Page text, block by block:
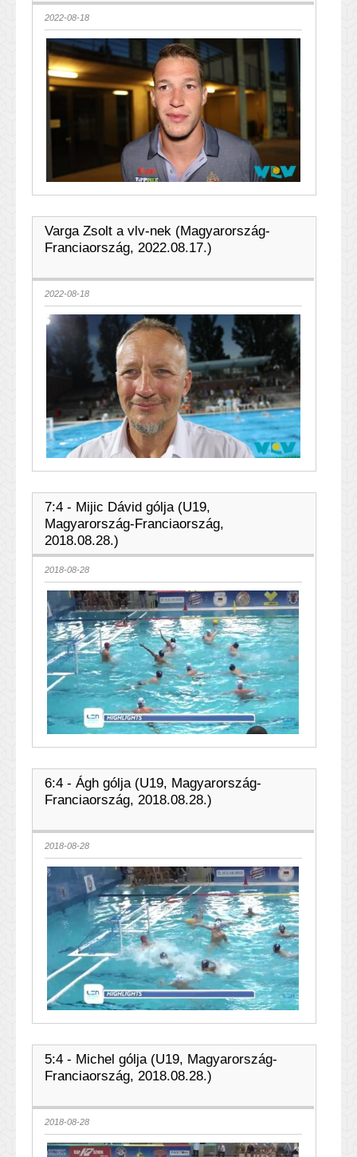
2022-08-18
Varga Zsolt a vlv-nek (Magyarország-
Franciaország, 2022.08.17.)
2022-08-18
7:4 - Mijic Dávid gólja (U19,
Magyarország-Franciaország,
2018.08.28.)
2018-08-28
6:4 - Ágh gólja (U19, Magyarország-
Franciaország, 2018.08.28.)
2018-08-28
5:4 - Michel gólja (U19, Magyarország-
Franciaország, 2018.08.28.)
2018-08-28